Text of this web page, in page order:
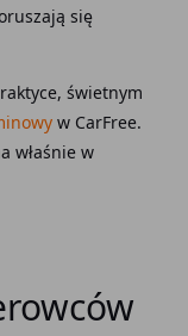
się
świetnym
w CarFree.
właśnie w